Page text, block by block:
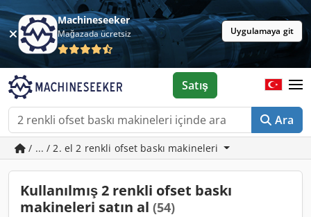
Machineseeker
Mağazada ücretsiz Uygulamaya git
Ara
Satış
/ ... / 2. el 2 renkli ofset baskı makineleri
Kullanılmış 2 renkli ofset baskı
makineleri satın al (54)